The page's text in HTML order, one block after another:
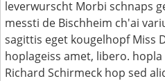
leverwurscht Morbi schnaps
messti de Bischheim ch'ai
sagittis eget kougelhopf Miss
hoplageiss amet, libero.
Richard Schirmeck hop sed